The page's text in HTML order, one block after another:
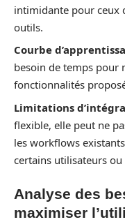
intimidante pour ceux
outils.
Courbe
besoin de temps pour
fonctionnalités
Limitations
flexible, elle peut ne
les workflows
certains utilisateurs ou
Analyse des
maximiser